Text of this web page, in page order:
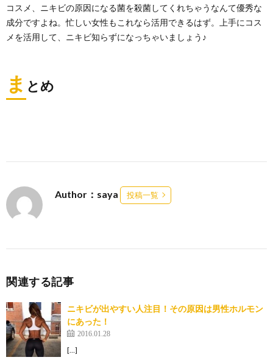
コスメ、ニキビの原因になる菌を殺菌してくれちゃうなんて優秀な
成分ですよね。忙しい女性もこれなら活用できるはず。上手にコス
メを活用して、ニキビ知らずになっちゃいましょう♪
ま とめ
Author：saya 投稿一覧
関連する記事
ニキビが出やすい人注目！その原因は男性ホルモン
にあった！
2016.01.28
[…]